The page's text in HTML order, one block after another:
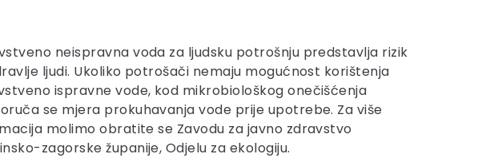
neispravna voda za ljudsku potrošnju predstavlja rizik
ljudi. Ukoliko potrošači nemaju mogućnost korištenja
ispravne vode, kod mikrobiološkog onečišćenja
se mjera prokuhavanja vode prije upotrebe. Za više
molimo obratite se Zavodu za javno zdravstvo
zagorske županije, Odjelu za ekologiju.